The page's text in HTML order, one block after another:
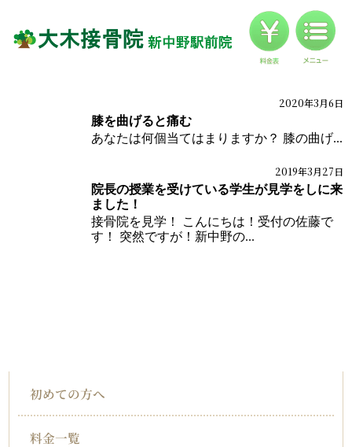
対応症状一覧
2020年3月6日
膝を曲げると痛む
あなたは何個当てはまりますか？ 膝の曲げ...
2019年3月27日
院長の授業を受けている学生が見学をしに来
ました！
接骨院を見学！ こんにちは！受付の佐藤で
す！ 突然ですが！新中野の...
初めての方へ
料金一覧